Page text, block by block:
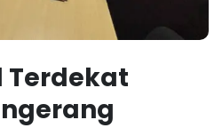
Terdekat